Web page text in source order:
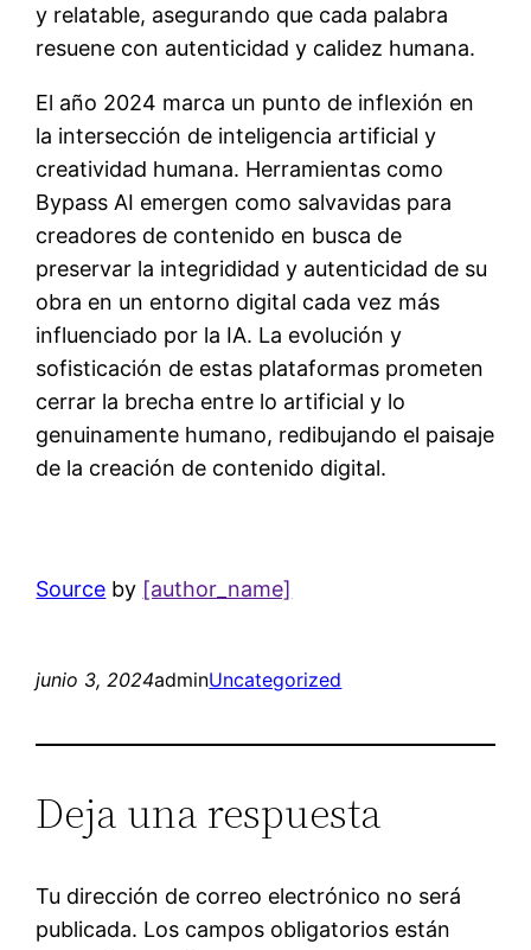
y relatable, asegurando que cada palabra
resuene con autenticidad y calidez humana.
El año 2024 marca un punto de inflexión en
la intersección de inteligencia artificial y
creatividad humana. Herramientas como
Bypass AI emergen como salvavidas para
creadores de contenido en busca de
preservar la integrididad y autenticidad de su
obra en un entorno digital cada vez más
influenciado por la IA. La evolución y
sofisticación de estas plataformas prometen
cerrar la brecha entre lo artificial y lo
genuinamente humano, redibujando el paisaje
de la creación de contenido digital.
Source by [author_name]
junio 3, 2024adminUncategorized
Deja una respuesta
Tu dirección de correo electrónico no será
publicada. Los campos obligatorios están